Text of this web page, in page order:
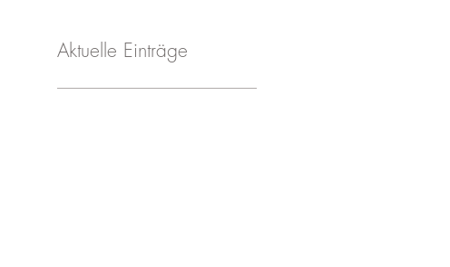
Aktuelle Einträge